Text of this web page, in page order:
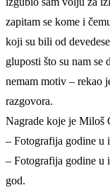
zapitam se kome i
koji su bili od
gluposti što su nam se
nemam motiv – rekao
razgovora.
Nagrade koje je Miloš
– Fotografija godine u
– Fotografija godine u
god.